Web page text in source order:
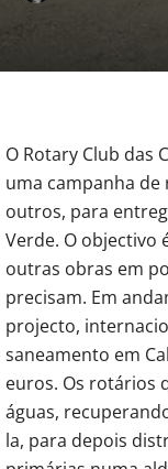
O Rotary Club das
uma campanha de
outros, para
Verde. O objectivo
outras obras em
precisam. Em
projecto,
saneamento em
euros. Os rotários
águas,
la, para depois